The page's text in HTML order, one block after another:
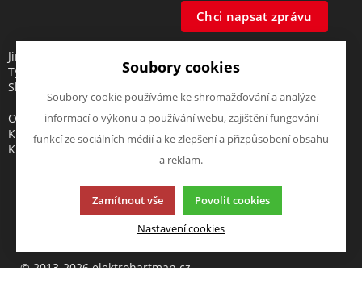
Chci napsat zprávu
Jiří Hartman
Tyršova 143, 552 03 Česká
Skalice, CZ
Obchodní rejstřík vedený u
Krajského soudu v Hradci
Králové, oddíl A, vložka 18553
Tato stránka používá soubory cookies. Klikněte pro více
© 2013-2026 elektrohartman.cz
Soubory cookies
Soubory cookie používáme ke shromažďování a analýze
informací o výkonu a používání webu, zajištění fungování
funkcí ze sociálních médií a ke zlepšení a přizpůsobení obsahu
a reklam.
Zamítnout vše Povolit cookies
Nastavení cookies